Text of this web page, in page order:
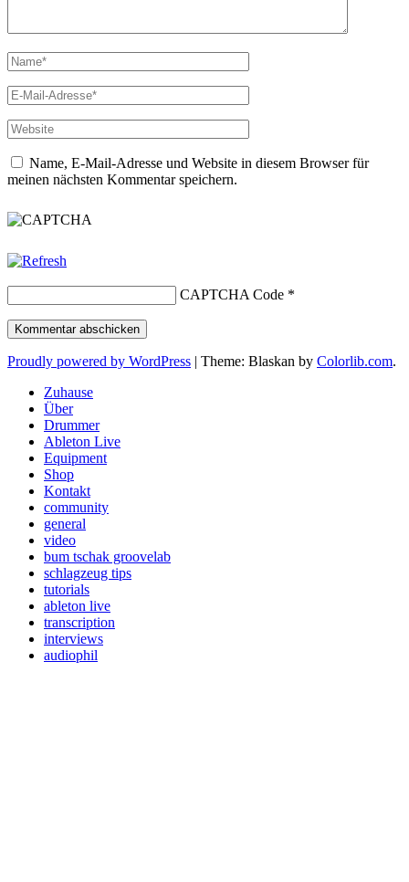
Name, E-Mail-Adresse und Website in diesem Browser für
meinen nächsten Kommentar speichern.
CAPTCHA Code *
Proudly powered by WordPress | Theme: Blaskan by Colorlib.com.
Zuhause
Über
Drummer
Ableton Live
Equipment
Shop
Kontakt
community
general
video
bum tschak groovelab
schlagzeug tips
tutorials
ableton live
transcription
interviews
audiophil